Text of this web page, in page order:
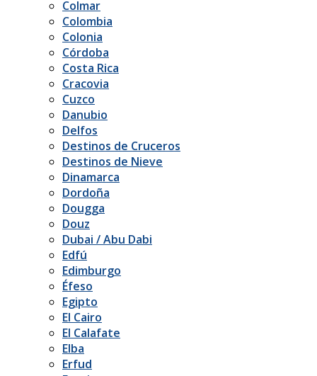
Colmar
Colombia
Colonia
Córdoba
Costa Rica
Cracovia
Cuzco
Danubio
Delfos
Destinos de Cruceros
Destinos de Nieve
Dinamarca
Dordoña
Dougga
Douz
Dubai / Abu Dabi
Edfú
Edimburgo
Éfeso
Egipto
El Cairo
El Calafate
Elba
Erfud